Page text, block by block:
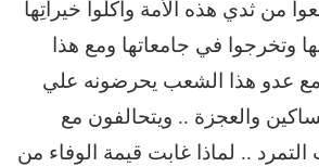
من ثدي هذه الأمة وأكلوا خيراتِها
وتخرجوا في جامعاتها ومع هذا
عدو هذا الشعب يحرضونه علي
والعجزة .. ويتحالفون مع
.. لماذا غابت قيمة الوفاء من